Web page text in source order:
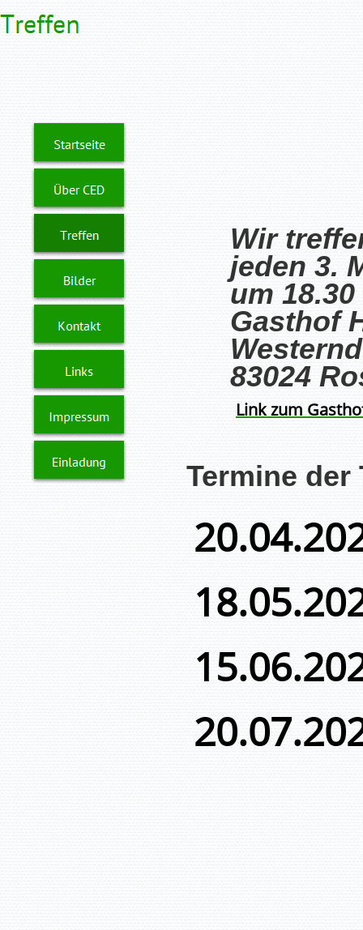
Wir
jeden 3.
um
Gasthof
83024
Link zum
Termine der